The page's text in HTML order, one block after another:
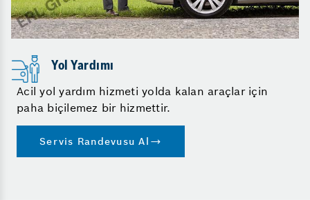
Yol Yardımı
Acil yol yardım hizmeti yolda kalan araçlar için
paha biçilemez bir hizmettir.
Servis Randevusu Al